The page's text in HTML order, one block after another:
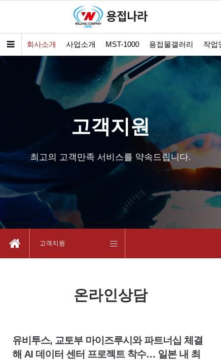
회사소개 사업소개 MST-1000 용접물갤러리 작업
고객지원
최고의 고객만족 서비스를 약속드립니다.
고객지원
온라인상담
유비투스, 교토부 마이즈루시와 파트너십 체결
해 AI 데이터 센터 프로젝트 착수… 일본 내 최